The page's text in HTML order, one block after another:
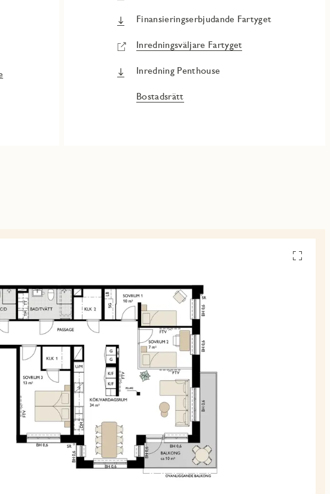
Finansieringserbjudande Fartyget
Inredningsväljare Fartyget
Inredning Penthouse
Bostadsrätt
Se